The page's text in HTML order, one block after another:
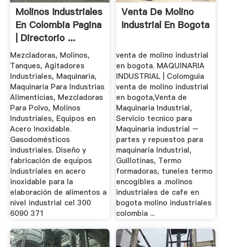
Molinos Industriales
En Colombia Pagina
| Directorio ...
Mezcladoras, Molinos,
Tanques, Agitadores
Industriales, Maquinaria,
Maquinaria Para Industrias
Alimenticias, Mezcladoras
Para Polvo, Molinos
Industriales, Equipos en
Acero Inoxidable.
Gasodomésticos
industriales. Diseño y
fabricación de equipos
industriales en acero
inoxidable para la
elaboración de alimentos a
nivel industrial cel 300
6090 371
Venta De Molino
Industrial En Bogota
venta de molino industrial
en bogota. MAQUINARIA
INDUSTRIAL | Colomguia
venta de molino industrial
en bogota,Venta de
Maquinaria Industrial,
Servicio tecnico para
Maquinaria industrial –
partes y repuestos para
maquinaria Industrial,
Guillotinas, Termo
formadoras, tuneles termo
encogibles a .molinos
industriales de cafe en
bogota molino industriales
colombia ...